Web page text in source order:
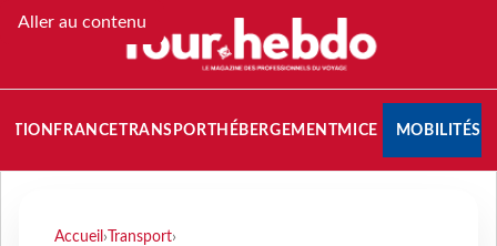
Aller au contenu
FRANCETRANSPORT HÉBERGEMENTMICE MOBILITÉS
Accueil › Transport›